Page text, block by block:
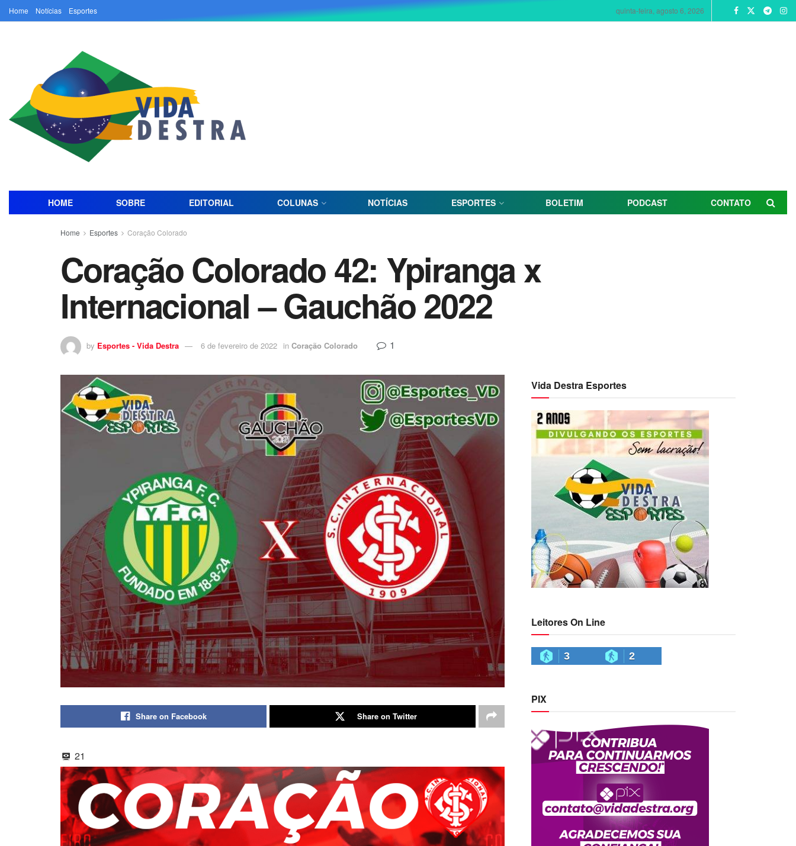
Home Notícias Esportes quinta-feira, agosto 6, 2026
HOME SOBRE EDITORIAL COLUNAS NOTÍCIAS ESPORTES BOLETIM PODCAST CONTATO
Home Esportes Coração Colorado
Coração Colorado 42: Ypiranga x
Internacional – Gauchão 2022
by Esportes - Vida Destra 6 de fevereiro de 2022 in Coração Colorado 1
Share on Facebook Share on Twitter
21
Vida Destra Esportes
Leitores On Line
3 2
PIX